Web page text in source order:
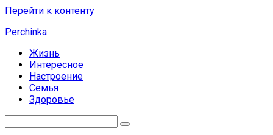
Перейти к контенту
Perchinka
Жизнь
Интересное
Настроение
Семья
Здоровье